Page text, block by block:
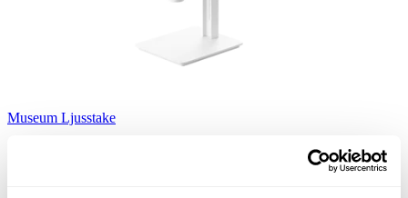
Museum Ljusstake